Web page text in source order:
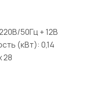
50Гц + 12В
(кВт): 0,14
28